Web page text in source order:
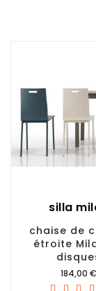
silla
chaise de
étroite
Prix
184,00 €